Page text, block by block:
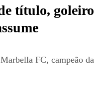
título, goleiro
FC, campeão da